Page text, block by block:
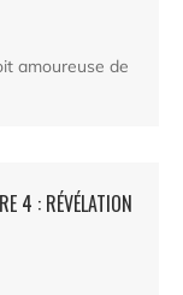
amoureuse de
4 : RÉVÉLATION